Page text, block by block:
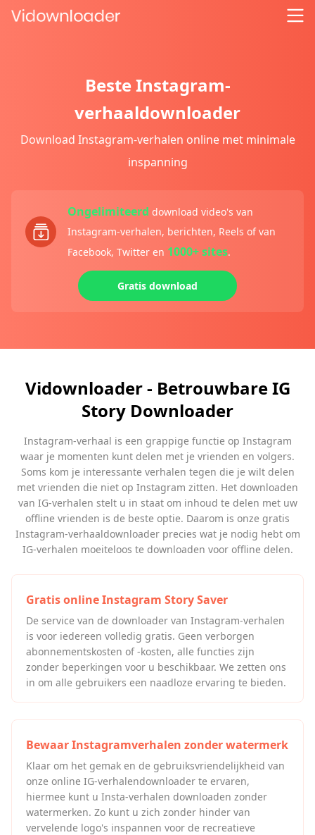
Beste Instagram-
verhaaldownloader
Download Instagram-verhalen online met minimale
inspanning
Ongelimiteerd download video's van
Instagram-verhalen, berichten, Reels of van
Facebook, Twitter en 1000+ sites.
Gratis download
Vidownloader - Betrouwbare IG
Story Downloader
Instagram-verhaal is een grappige functie op Instagram
waar je momenten kunt delen met je vrienden en volgers.
Soms kom je interessante verhalen tegen die je wilt delen
met vrienden die niet op Instagram zitten. Het downloaden
van IG-verhalen stelt u in staat om inhoud te delen met uw
offline vrienden is de beste optie. Daarom is onze gratis
Instagram-verhaaldownloader precies wat je nodig hebt om
IG-verhalen moeiteloos te downloaden voor offline delen.
Gratis online Instagram Story Saver
De service van de downloader van Instagram-verhalen
is voor iedereen volledig gratis. Geen verborgen
abonnementskosten of -kosten, alle functies zijn
zonder beperkingen voor u beschikbaar. We zetten ons
in om alle gebruikers een naadloze ervaring te bieden.
Bewaar Instagramverhalen zonder watermerk
Klaar om het gemak en de gebruiksvriendelijkheid van
onze online IG-verhalendownloader te ervaren,
hiermee kunt u Insta-verhalen downloaden zonder
watermerken. Zo kunt u zich zonder hinder van
vervelende logo's inspannen voor de recreatieve